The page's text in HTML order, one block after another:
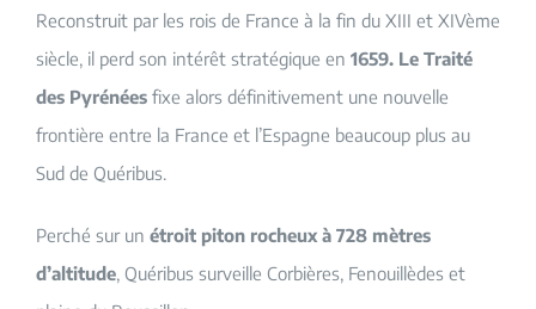
Reconstruit par les rois de France à la fin du XIII et XIVème
siècle, il perd son intérêt stratégique en 1659. Le Traité
des Pyrénéesfixe alors définitivement une nouvelle
frontière entre la France et l’Espagne beaucoup plus au
Sud de Quéribus.
Perché sur un étroit piton rocheux à 728 mètres
d’altitude, Quéribus surveille Corbières, Fenouillèdes et